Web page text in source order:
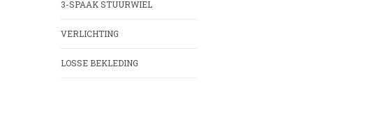
3-SPAAK STUURWIEL
VERLICHTING
LOSSE BEKLEDING